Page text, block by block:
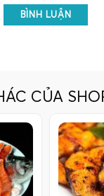
BÌNH LUẬN
CỦA